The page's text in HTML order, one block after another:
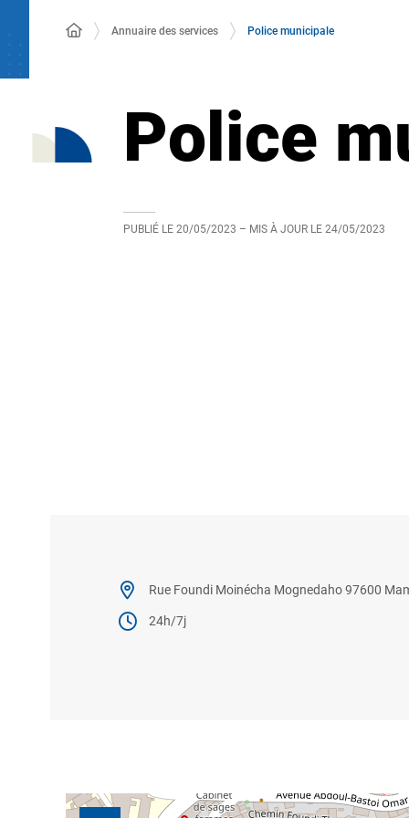
Annuaire des services Police municipale
Police
PUBLIÉ LE 20/05/2023 – MIS À JOUR LE 24/05/2023
Rue Foundi Moinécha Mognedaho 97600
24h/7j